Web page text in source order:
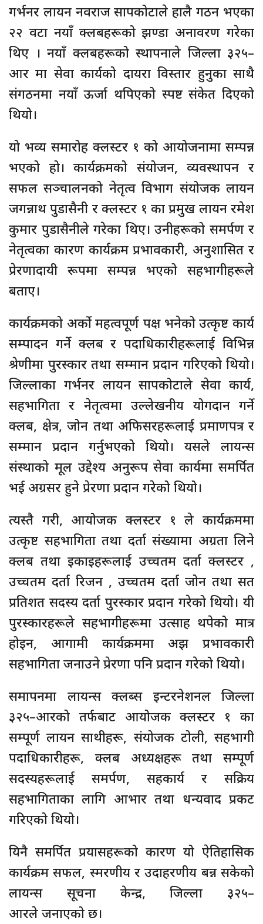
गर्भनर लायन नवराज सापकोटाले हालै गठन भएका
२२ वटा नयाँ क्लबहरूको झण्डा अनावरण गरेका
थिए । नयाँ क्लबहरूको स्थापनाले जिल्ला ३२५–
आर मा सेवा कार्यको दायरा विस्तार हुनुका साथै
संगठनमा नयाँ ऊर्जा थपिएको स्पष्ट संकेत दिएको
थियो।
यो भव्य समारोह क्लस्टर १ को आयोजनामा सम्पन्न
भएको हो। कार्यक्रमको संयोजन, व्यवस्थापन र
सफल सञ्चालनको नेतृत्व विभाग संयोजक लायन
जगन्नाथ पुडासैनी र क्लस्टर १ का प्रमुख लायन रमेश
कुमार पुडासैनीले गरेका थिए। उनीहरूको समर्पण र
नेतृत्वका कारण कार्यक्रम प्रभावकारी, अनुशासित र
प्रेरणादायी रूपमा सम्पन्न भएको सहभागीहरूले
बताए।
कार्यक्रमको अर्को महत्वपूर्ण पक्ष भनेको उत्कृष्ट कार्य
सम्पादन गर्ने क्लब र पदाधिकारीहरूलाई विभिन्न
श्रेणीमा पुरस्कार तथा सम्मान प्रदान गरिएको थियो।
जिल्लाका गर्भनर लायन सापकोटाले सेवा कार्य,
सहभागिता र नेतृत्वमा उल्लेखनीय योगदान गर्ने
क्लब, क्षेत्र, जोन तथा अफिसरहरूलाई प्रमाणपत्र र
सम्मान प्रदान गर्नुभएको थियो। यसले लायन्स
संस्थाको मूल उद्देश्य अनुरूप सेवा कार्यमा समर्पित
भई अग्रसर हुने प्रेरणा प्रदान गरेको थियो।
त्यस्तै गरी, आयोजक क्लस्टर १ ले कार्यक्रममा
उत्कृष्ट सहभागिता तथा दर्ता संख्यामा अग्रता लिने
क्लब तथा इकाइहरूलाई उच्चतम दर्ता क्लस्टर ,
उच्चतम दर्ता रिजन , उच्चतम दर्ता जोन तथा सत
प्रतिशत सदस्य दर्ता पुरस्कार प्रदान गरेको थियो। यी
पुरस्कारहरूले सहभागीहरूमा उत्साह थपेको मात्र
होइन, आगामी कार्यक्रममा अझ प्रभावकारी
सहभागिता जनाउने प्रेरणा पनि प्रदान गरेको थियो।
समापनमा लायन्स क्लब्स इन्टरनेशनल जिल्ला
३२५–आरको तर्फबाट आयोजक क्लस्टर १ का
सम्पूर्ण लायन साथीहरू, संयोजक टोली, सहभागी
पदाधिकारीहरू, क्लब अध्यक्षहरू तथा सम्पूर्ण
सदस्यहरूलाई समर्पण, सहकार्य र सक्रिय
सहभागिताका लागि आभार तथा धन्यवाद प्रकट
गरिएको थियो।
यिनै समर्पित प्रयासहरूको कारण यो ऐतिहासिक
कार्यक्रम सफल, स्मरणीय र उदाहरणीय बन्न सकेको
लायन्स सूचना केन्द्र, जिल्ला ३२५–
आरले जनाएको छ।